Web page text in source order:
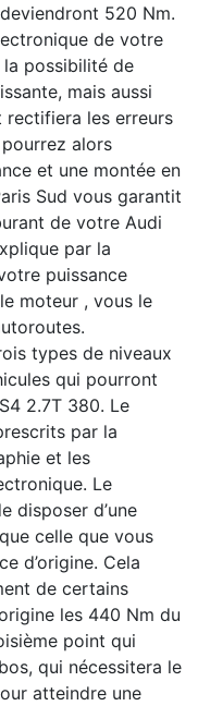
520 Nm.
de votre
la possibilité de
mais aussi
rectifiera les erreurs
alors
et une montée en
Sud vous garantit
de votre Audi
par la
puissance
moteur , vous le
types de niveaux
qui pourront
2.7T 380. Le
par la
et les
Le
d’une
celle que vous
d’origine. Cela
de certains
les 440 Nm du
point qui
qui nécessitera le
atteindre une